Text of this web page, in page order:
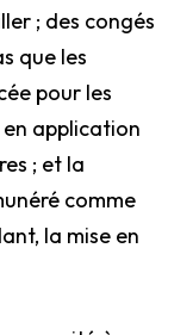
; des congés
que les
pour les
application
; et la
comme
la mise en